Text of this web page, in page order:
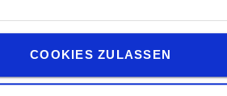
COOKIES ZULASSEN